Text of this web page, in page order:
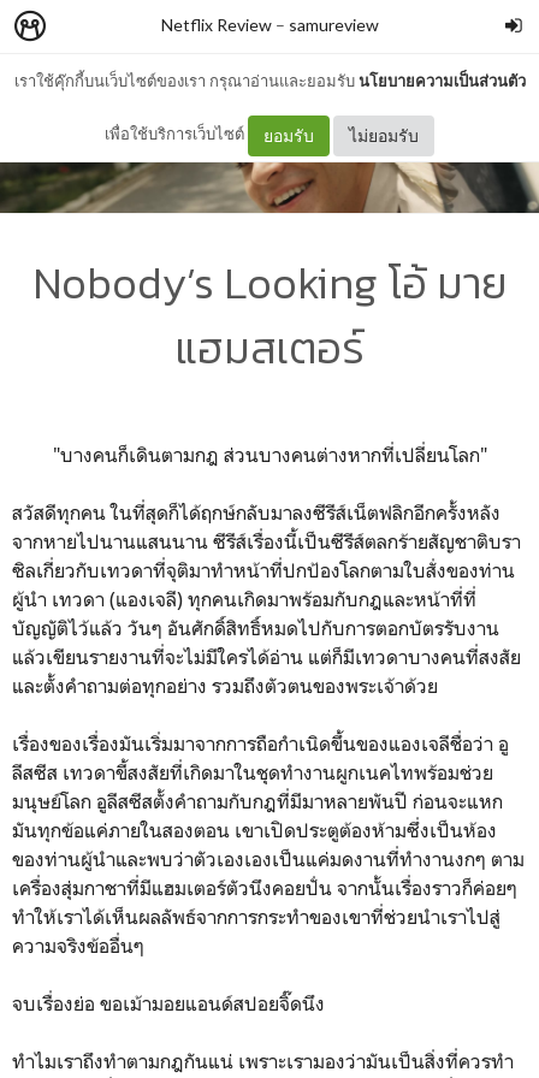
เราใช้คุ๊กกี้บนเว็บไซต์ของเรา กรุณาอ่านและยอมรับนโยบายความเป็นส่วนตัว
เพื่อใช้บริการเว็บไซต์ ยอมรับ ไม่ยอมรับ
Netflix Review– samureview
Nobody’s Looking โอ้ มาย
แฮมสเตอร์
"บางคนก็เดินตามกฎ ส่วนบางคนต่างหากที่เปลี่ยนโลก"
สวัสดีทุกคน ในที่สุดก็ได้ฤกษ์กลับมาลงซีรีส์เน็ตฟลิกอีกครั้งหลัง
จากหายไปนานแสนนาน ซีรีส์เรื่องนี้เป็นซีรีส์ตลกร้ายสัญชาติบรา
ซิลเกี่ยวกับเทวดาที่จุติมาทำหน้าที่ปกป้องโลกตามใบสั่งของท่าน
ผู้นำ เทวดา (แองเจลี) ทุกคนเกิดมาพร้อมกับกฎและหน้าที่ที่
บัญญัติไว้แล้ว วันๆ อันศักดิ์สิทธิ์หมดไปกับการตอกบัตรรับงาน
แล้วเขียนรายงานที่จะไม่มีใครได้อ่าน แต่ก็มีเทวดาบางคนที่สงสัย
และตั้งคำถามต่อทุกอย่าง รวมถึงตัวตนของพระเจ้าด้วย
เรื่องของเรื่องมันเริ่มมาจากการถือกำเนิดขึ้นของแองเจลีชื่อว่า อู
ลีสซีส เทวดาขี้สงสัยที่เกิดมาในชุดทำงานผูกเนคไทพร้อมช่วย
มนุษย์โลก อูลีสซีสตั้งคำถามกับกฎที่มีมาหลายพันปี ก่อนจะแหก
มันทุกข้อแค่ภายในสองตอน เขาเปิดประตูต้องห้ามซึ่งเป็นห้อง
ของท่านผู้นำและพบว่าตัวเองเองเป็นแค่มดงานที่ทำงานงกๆ ตาม
เครื่องสุ่มกาชาที่มีแฮมเตอร์ตัวนึงคอยปั่น จากนั้นเรื่องราวก็ค่อยๆ
ทำให้เราได้เห็นผลลัพธ์จากการกระทำของเขาที่ช่วยนำเราไปสู่
ความจริงข้ออื่นๆ
จบเรื่องย่อ ขอเม้ามอยแอนด์สปอยจิ๊ดนึง
ทำไมเราถึงทำตามกฎกันแน่ เพราะเรามองว่ามันเป็นสิ่งที่ควรทำ